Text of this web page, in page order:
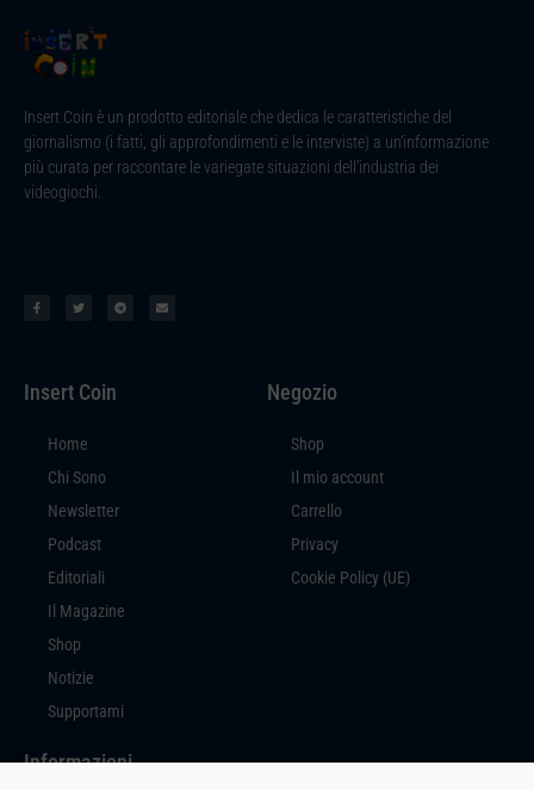
Insert Coin è un prodotto editoriale che dedica le caratteristiche del
giornalismo (i fatti, gli approfondimenti e le interviste) a un’informazione
più curata per raccontare le variegate situazioni dell’industria dei
videogiochi.
Insert Coin
Home
Chi Sono
Newsletter
Podcast
Editoriali
Il Magazine
Shop
Notizie
Supportami
Negozio
Shop
Il mio account
Carrello
Privacy
Cookie Policy (UE)
Informazioni